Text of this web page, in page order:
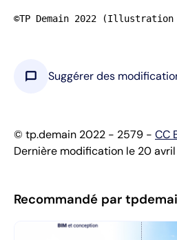
©TP Demain 2022 (Illustration
chat_bubble Suggérer des
© tp.demain 2022 - 2579 - CC
Dernière modification le 20
Recommandé par